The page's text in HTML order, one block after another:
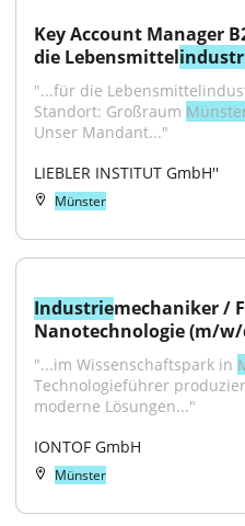
Key Account Manager
die Lebensmittel
"...für die
Standort: Großraum
Unser Mandant..."
LIEBLER INSTITUT GmbH''
Münster
Industriemechaniker /
Nanotechnologie (m/
"...im Wissenschaftspark in
Technologieführer
moderne Lösungen..."
IONTOF GmbH
Münster